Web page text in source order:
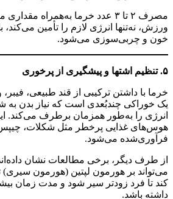
مصرف ۲ تا ۳ عدد خرما به‌همراه
ورزش، نه‌تنها انرژی لازم را تأمین می‌کند،
خون و چربی‌سوزی می‌شود.
۵. تنظیم اشتها و پیشگیری از پرخوری
خرما با داشتن ترکیبی از قند طبیعی، فیبر،
یک خوراکی چندبُعدی است که نیاز بدن به
انرژی را به‌طور همزمان برطرف می‌کند.
هوس‌های غذایی پرخطر مثل شکلات،
فرآوری‌شده می‌شود.
از طرف دیگر، برخی مطالعات نشان
می‌تواند بر هورمون لپتین (هورمون سیری)
کند تا فرد زودتر سیر شود و مدت زمان
داشته باشد.